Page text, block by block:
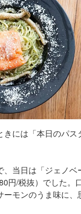
きには「本日のパス
、当日は「ジェノベ
円/税抜）でした。
ーモンのうま味に、